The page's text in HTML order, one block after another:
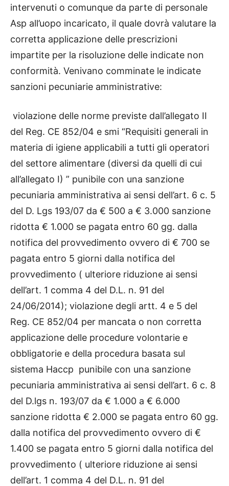
intervenuti o comunque da parte di personale
Asp all’uopo incaricato, il quale dovrà valutare la
corretta applicazione delle prescrizioni
impartite per la risoluzione delle indicate non
conformità. Venivano comminate le indicate
sanzioni pecuniarie amministrative:
violazione delle norme previste dall’allegato II
del Reg. CE 852/04 e smi “Requisiti generali in
materia di igiene applicabili a tutti gli operatori
del settore alimentare (diversi da quelli di cui
all’allegato I) ” punibile con una sanzione
pecuniaria amministrativa ai sensi dell’art. 6 c. 5
del D. Lgs 193/07 da € 500 a € 3.000 sanzione
ridotta € 1.000 se pagata entro 60 gg. dalla
notifica del provvedimento ovvero di € 700 se
pagata entro 5 giorni dalla notifica del
provvedimento ( ulteriore riduzione ai sensi
dell’art. 1 comma 4 del D.L. n. 91 del
24/06/2014); violazione degli artt. 4 e 5 del
Reg. CE 852/04 per mancata o non corretta
applicazione delle procedure volontarie e
obbligatorie e della procedura basata sul
sistema Haccp punibile con una sanzione
pecuniaria amministrativa ai sensi dell’art. 6 c. 8
del D.lgs n. 193/07 da € 1.000 a € 6.000
sanzione ridotta € 2.000 se pagata entro 60 gg.
dalla notifica del provvedimento ovvero di €
1.400 se pagata entro 5 giorni dalla notifica del
provvedimento ( ulteriore riduzione ai sensi
dell’art. 1 comma 4 del D.L. n. 91 del